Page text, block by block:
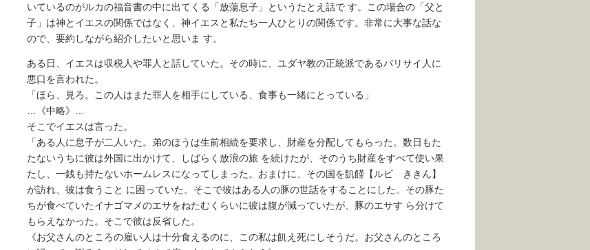
いているのがルカの福音書の中に出てくる「放蕩息子」というたとえ話で す。この場合の「父と
子」は神とイエスの関係ではなく、神イエスと私たち一人ひとりの関係です。非常に大事な話な
ので、要約しながら紹介したいと思いま す。
ある日、イエスは収税人や罪人と話していた。その時に、ユダヤ教の正統派であるパリサイ人に
悪口を言われた。
「ほら、見ろ。この人はまた罪人を相手にしている、食事も一緒にとっている」
…《中略》…
そこでイエスは言った。
「ある人に息子が二人いた。弟のほうは生前相続を要求し、財産を分配してもらった。数日もた
たないうちに彼は外国に出かけて、しばらく放浪の旅 を続けたが、そのうち財産をすべて使い果
たし、一銭も持たないホームレスになってしまった。おまけに、その国を飢饉【ルビ ききん】
が訪れ、彼は食うこと に困っていた。そこで彼はある人の豚の世話をすることにした。その豚た
ちが食べていたイナゴマメのエサをねたむくらいに彼は腹が減っていたが、豚のエサす ら分けて
もらえなかった。そこで彼は反省した。
《お父さんのところの雇い人は十分食えるのに、この私は飢え死にしそうだ。お父さんのところ